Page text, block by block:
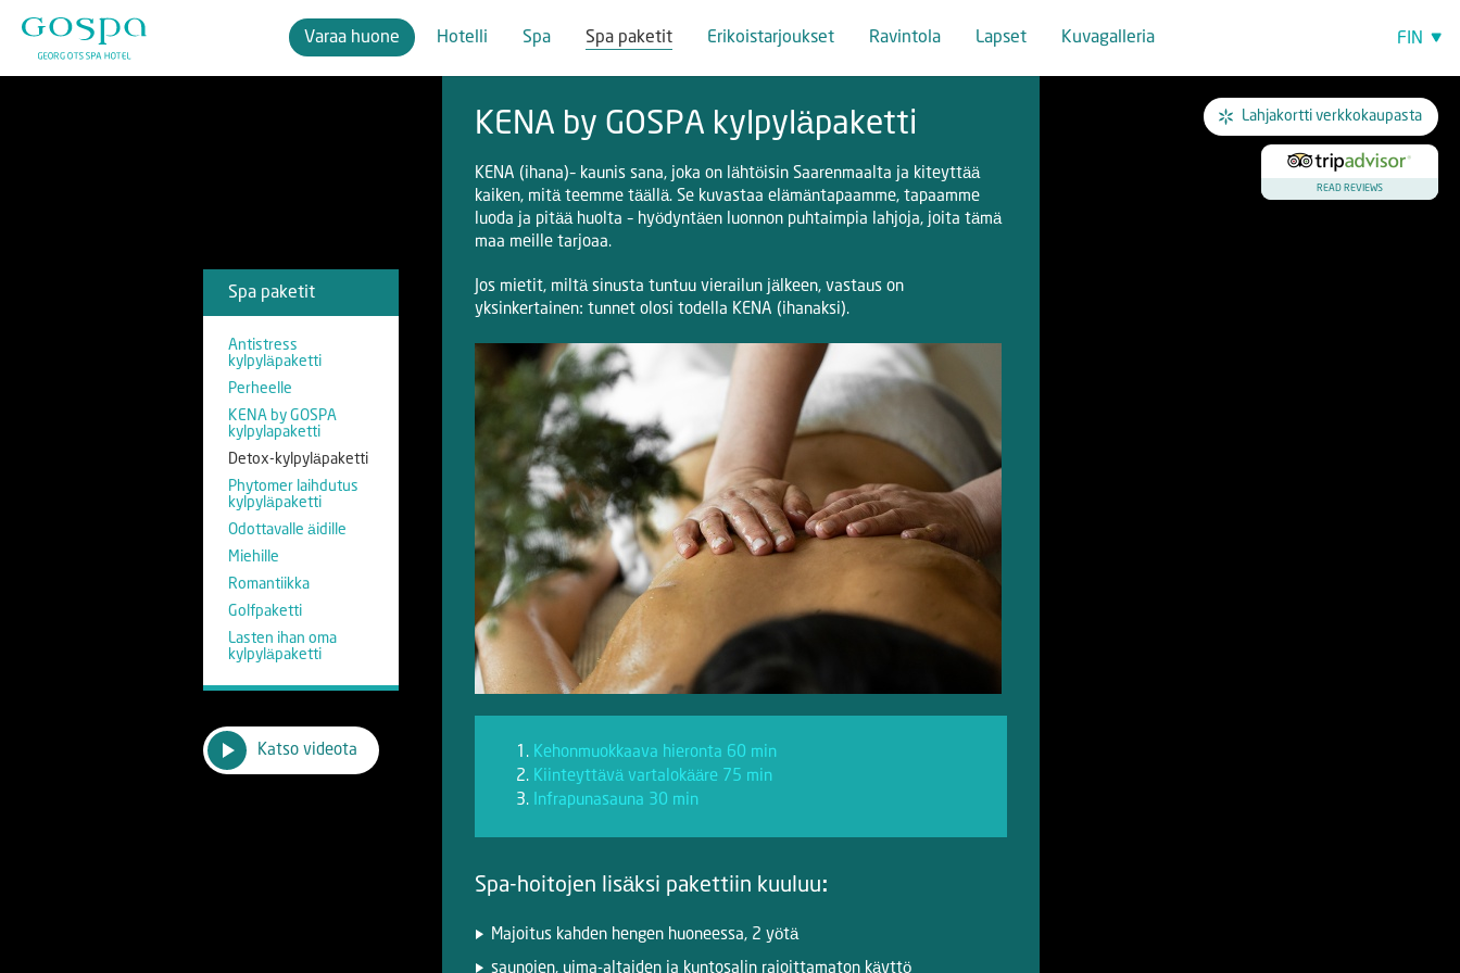
Varaa huone Hotelli Spa Spa paketit Erikoistarjoukset Ravintola Lapset Kuvagalleria
EST
ENG
LAT
РУС
FIN
Spa paketit
Antistress
kylpyläpaketti
Perheelle
KENA by GOSPA
kylpylapaketti
Detox-kylpyläpaketti
Phytomer laihdutus
kylpyläpaketti
Odottavalle äidille
Miehille
Romantiikka
Golfpaketti
Lasten ihan oma
kylpyläpaketti
Katso videota
KENA by GOSPA kylpyläpaketti
KENA (ihana)– kaunis sana, joka on lähtöisin Saarenmaalta ja kiteyttää
kaiken, mitä teemme täällä. Se kuvastaa elämäntapaamme, tapaamme
luoda ja pitää huolta – hyödyntäen luonnon puhtaimpia lahjoja, joita tämä
maa meille tarjoaa.
Jos mietit, miltä sinusta tuntuu vierailun jälkeen, vastaus on
yksinkertainen: tunnet olosi todella KENA (ihanaksi).
Kehonmuokkaava hieronta 60 min
Kiinteyttävä vartalokääre 75 min
Infrapunasauna 30 min
Spa-hoitojen lisäksi pakettiin kuuluu:
Majoitus kahden hengen huoneessa, 2 yötä
saunojen, uima-altaiden ja kuntosalin rajoittamaton käyttö
Lahjakortti verkkokaupasta
READ REVIEWS